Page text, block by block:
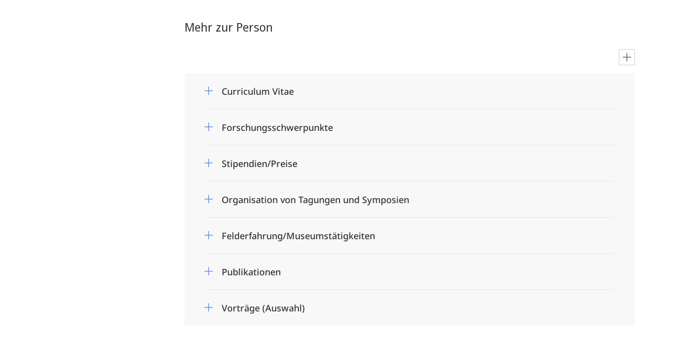
Mehr zur Person
Curriculum Vitae
Forschungsschwerpunkte
Stipendien/Preise
Organisation von Tagungen und Symposien
Felderfahrung/Museumstätigkeiten
Publikationen
Vorträge (Auswahl)